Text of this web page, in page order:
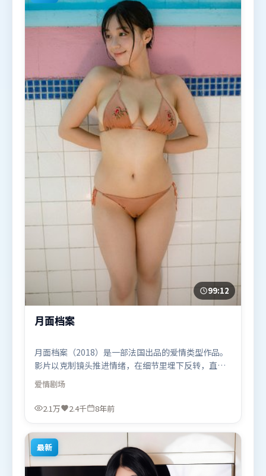
99:12
月面档案
月面档案（2018）是一部法国出品的爱情类型作品。
影片以克制镜头推进情绪，在细节里埋下反转，直至
最后一刻才揭开谜底。群像刻画各有弧光，配角亦承
担叙事推进功能。由程耳执导，基里安·墨菲、长泽
雅美、雷佳音，章子怡等联袂出演。影片于2018年5
材的观众观看。
爱情剧场
2.1万 2.4千 8年前
最新